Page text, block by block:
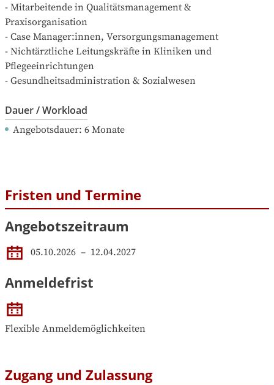
- Mitarbeitende in Qualitätsmanagement &
Praxisorganisation
- Case Manager:innen, Versorgungsmanagement
- Nichtärztliche Leitungskräfte in Kliniken und
Pflegeeinrichtungen
- Gesundheitsadministration & Sozialwesen
Dauer / Workload
Angebotsdauer: 6 Monate
Fristen und Termine
Angebotszeitraum
05.10.2026 – 12.04.2027
Anmeldefrist
Flexible Anmeldemöglichkeiten
Zugang und Zulassung